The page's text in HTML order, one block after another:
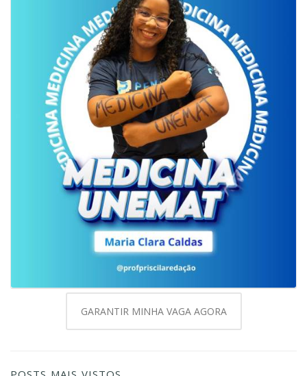
GARANTIR MINHA VAGA AGORA